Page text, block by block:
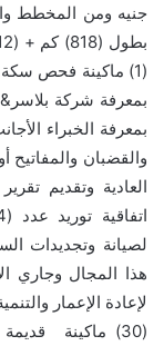
بمعرفة شركة بلاسر&
بمعرفة الخبراء
والقضبان
العادية وتقديم
لصيانة وتجديدات
هذا المجال وجاري
(30) ماكينة